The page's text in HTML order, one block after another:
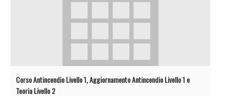
Corso Antincendio Livello 1, Aggiornamento Antincendio Livello 1 e
Teoria Livello 2